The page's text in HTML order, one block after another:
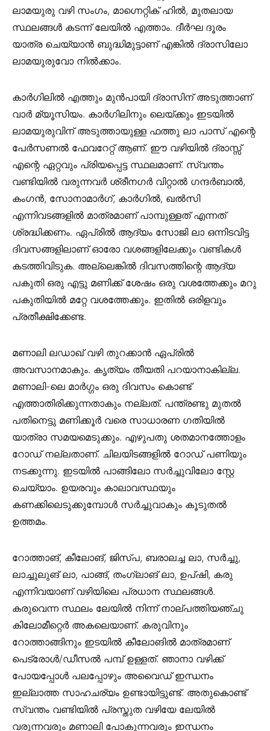
ലാമയുരു വഴി സംഗം, മാഗ്നെറ്റിക് ഹിൽ, മുതലായ
സ്ഥലങ്ങൾ കടന്ന് ലേയിൽ എത്താം. ദീർഘ ദൂരം
യാത്ര ചെയ്യാൻ ബുദ്ധിമുട്ടാണ് എങ്കിൽ ദ്രാസിലോ
ലാമയുരുവോ നിൽക്കാം.
കാർഗിലിൽ എത്തും മുൻപായി ദ്രാസിന് അടുത്താണ്
വാർ മ്യൂസിയം. കാർഗിലിനും ലെയ്ക്കും ഇടയിൽ
ലാമയുരുവിന് അടുത്തായുള്ള ഫത്തു ലാ പാസ് എന്റെ
പേർസണൽ ഫേവറേറ്റ് ആണ്. ഈ വഴിയിൽ ദ്രാസ്സ്
എന്റെ ഏറ്റവും പ്രിയപ്പെട്ട സ്ഥലമാണ്. സ്വന്തം
വണ്ടിയിൽ വരുന്നവർ ശ്രീനഗർ വിറ്റാൽ ഗന്ദർബാൽ,
കംഗൻ, സോനാമാർഗ്, കാർഗിൽ, ഖൽസി
എന്നിവടങ്ങളിൽ മാത്രമാണ് പാമ്പുള്ളത് എന്നത്
ശ്രദ്ധിക്കണം. ഏപ്രിൽ ആദ്യം സോജി ലാ ഒന്നിടവിട്ട
ദിവസങ്ങളിലാണ് ഓരോ വശങ്ങളിലേക്കും വണ്ടികൾ
കടത്തിവിടുക. അല്ലെങ്കിൽ ദിവസത്തിന്റെ ആദ്യ
പകുതി ഒരു എട്ടു മണിക്ക് ശേഷം ഒരു വശത്തേക്കും മറു
പകുതിയിൽ മറ്റേ വശത്തേക്കും. ഇതിൽ ഒരിളവും
പ്രതീക്ഷിക്കേണ്ട.
മണാലി ലഡാഖ് വഴി തുറക്കാൻ ഏപ്രിൽ
അവസാനമാകും. കൃത്യം തീയതി പറയാനാകില്ല.
മണാലി-ലെ മാർഗ്ഗം ഒരു ദിവസം കൊണ്ട്
എത്താതിരിക്കുന്നതാകും നല്ലത്. പന്ത്രണ്ടു മുതൽ
പതിനെട്ടു മണിക്കൂർ വരെ സാധാരണ ഗതിയിൽ
യാത്രാ സമയമെടുക്കും. എഴുപതു ശതമാനത്തോളം
റോഡ് നല്ലതാണ്. ചിലയിടങ്ങളിൽ റോഡ് പണിയും
നടക്കുന്നു. ഇടയിൽ പാങ്ങിലോ സർച്ചുവിലോ സ്റ്റേ
ചെയ്യാം. ഉയരവും കാലാവസ്ഥയും
കണക്കിലെടുക്കുമ്പോൾ സർച്ചുവാകും കൂടുതൽ
ഉത്തമം.
റോത്താങ്, കീലോങ്, ജിസ്പ, ബരാലച്ച ലാ, സർച്ചു,
ലാച്ചുലുങ് ലാ, പാങ്ങ്, തംഗ്ലാങ് ലാ, ഉപ്ഷി, കരു
എന്നിവയാണ് വഴിയിലെ പ്രധാന സ്ഥലങ്ങൾ.
കരുവെന്ന സ്ഥലം ലേയിൽ നിന്ന് നാല്പത്തിയഞ്ചു
കിലോമീറ്റെർ അകലെയാണ്. കരുവിനും
റോത്താങ്ങിനും ഇടയിൽ കീലോങിൽ മാത്രമാണ്
പെട്രോൾ/ഡീസൽ പമ്പ് ഉള്ളത്. ഞാനാ വഴിക്ക്
പോയപ്പോൾ പലപ്പോഴും അവൈഡ് ഇന്ധനം
ഇല്ലാത്ത സാഹചര്യം ഉണ്ടായിട്ടുണ്ട്. അതുകൊണ്ട്
സ്വന്തം വണ്ടിയിൽ പ്രസ്തുത വഴിയേ ലേയിൽ
വരുന്നവരും മണാലി പോകുന്നവരും ഇന്ധനം